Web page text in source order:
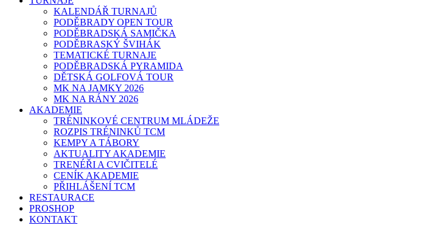
KALENDÁŘ TURNAJŮ
PODĚBRADY OPEN TOUR
PODĚBRADSKÁ SAMIČKA
PODĚBRASKÝ ŠVIHÁK
TEMATICKÉ TURNAJE
PODĚBRADSKÁ PYRAMIDA
DĚTSKÁ GOLFOVÁ TOUR
MK NA JAMKY 2026
MK NA RÁNY 2026
AKADEMIE
TRÉNINKOVÉ CENTRUM MLÁDEŽE
ROZPIS TRÉNINKŮ TCM
KEMPY A TÁBORY
AKTUALITY AKADEMIE
TRENÉŘI A CVIČITELÉ
CENÍK AKADEMIE
PŘIHLÁŠENÍ TCM
RESTAURACE
PROSHOP
KONTAKT